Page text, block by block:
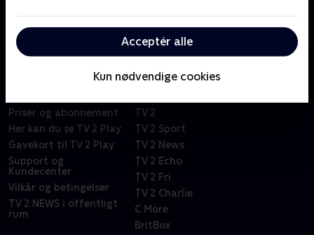
Acceptér alle
Kun nødvendige cookies
brødleveringstjeneste sammen.
Priser og abonnement
Her kan du se TV 2 Play
Gavekort til TV 2 Play
Support og
Kundecenter
Vilkår og betingelser
TV 2 NEWS i offentligt
rum
TV 2
TV 2 Sport
TV 2 News
TV 2 Echo
TV 2 Fri
TV 2 Charlie
C More
BritBox